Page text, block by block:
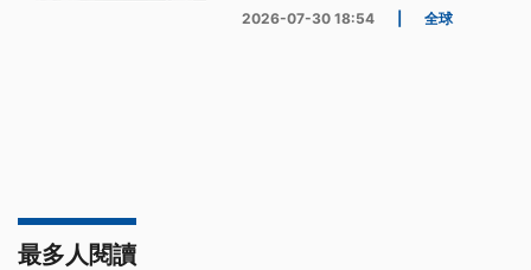
2026-07-30 18:54 全球
最多人閱讀